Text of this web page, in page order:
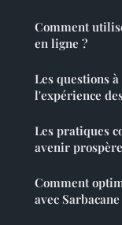
Comment
en ligne ?
Les questions
l'expérience
Les pratiques
avenir prospère
Comment
avec Sarbacane